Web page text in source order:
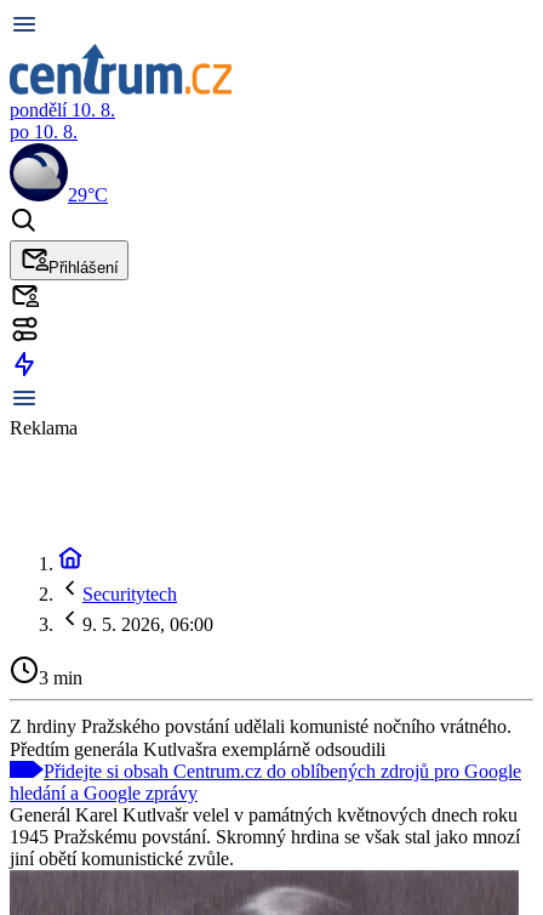
pondělí 10. 8.
po 10. 8.
29°C
Přihlášení
Reklama
Securitytech
9. 5. 2026, 06:00
3 min
Z hrdiny Pražského povstání udělali komunisté nočního vrátného.
Předtím generála Kutlvašra exemplárně odsoudili
Přidejte si obsah Centrum.cz do oblíbených zdrojů pro Google
hledání a Google zprávy
Generál Karel Kutlvašr velel v památných květnových dnech roku
1945 Pražskému povstání. Skromný hrdina se však stal jako mnozí
jiní obětí komunistické zvůle.